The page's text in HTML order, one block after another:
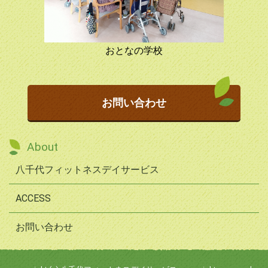
おとなの学校
お問い合わせ
About
八千代フィットネスデイサービス
ACCESS
お問い合わせ